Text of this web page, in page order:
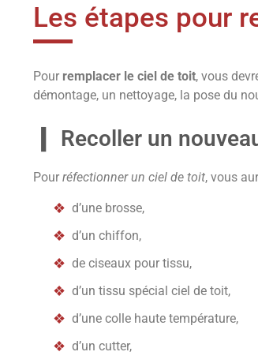
Les étapes pour
Pour remplacer le ciel de toit, vous
démontage, un nettoyage, la pose du
Recoller un
Pour réfectionner un ciel de toit, vous
d’une brosse,
d’un chiffon,
de ciseaux pour tissu,
d’un tissu spécial ciel de toit,
d’une colle haute température,
d’un cutter,